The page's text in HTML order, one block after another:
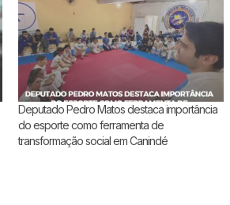
Deputado Pedro Matos destaca importância
do esporte como ferramenta de
transformação social em Canindé